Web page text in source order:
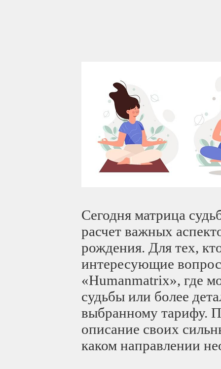
Сегодня матрица
расчет важных
рождения. Для тех,
интересующие
«Humanmatrix», где
судьбы или более
выбранному тарифу.
описание своих
каком направлении